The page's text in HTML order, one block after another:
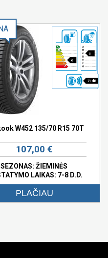
e
c
71 dB
W452 135/70 R15 70T
107,00 €
SEZONAS: ŽIEMINĖS
LAIKAS: 7-8 D.D.
PLAČIAU